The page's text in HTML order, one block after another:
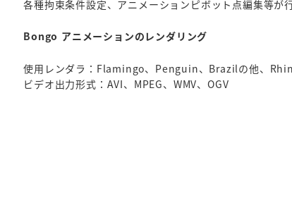
各種拘束条件設定、アニメーションピボット点編集等が行
Bongo アニメーションのレンダリング
使用レンダラ：Flamingo、Penguin、Brazilの他、
ビデオ出力形式：AVI、MPEG、WMV、OGV